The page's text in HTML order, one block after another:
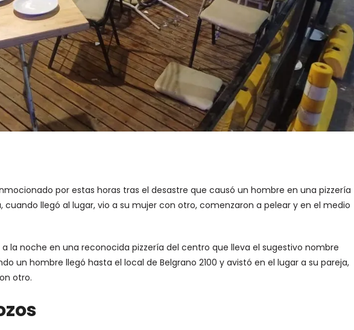
por estas horas tras el desastre que causó un hombre en una pizzería
llegó al lugar, vio a su mujer con otro, comenzaron a pelear y en el medio
la noche en una reconocida pizzería del centro que lleva el sugestivo nombre
un hombre llegó hasta el local de Belgrano 2100 y avistó en el lugar a su pareja,
otro.